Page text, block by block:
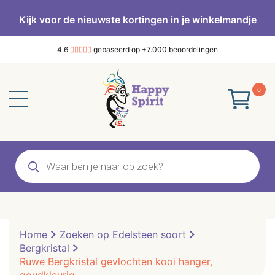
Kijk voor de nieuwste kortingen in je winkelmandje
4.6 gebaseerd op +7.000 beoordelingen
0
Producten
zoeken
Home
Zoeken op Edelsteen soort
Bergkristal
Ruwe Bergkristal gevlochten kooi hanger,